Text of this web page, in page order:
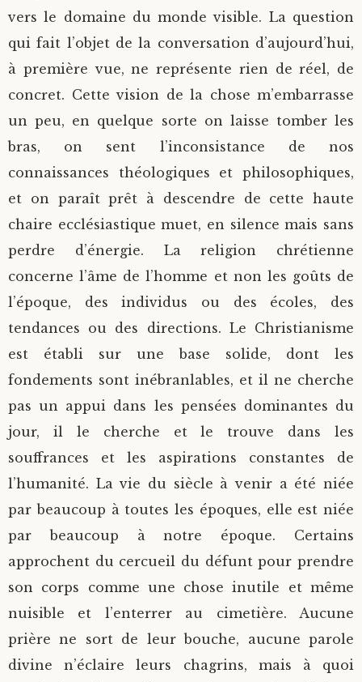
vers le domaine du monde visible. La question
qui fait l’objet de la conversation d’aujourd’hui,
à première vue, ne représente rien de réel, de
concret. Cette vision de la chose m’embarrasse
un peu, en quelque sorte on laisse tomber les
bras, on sent l’inconsistance de nos
connaissances théologiques et philosophiques,
et on paraît prêt à descendre de cette haute
chaire ecclésiastique muet, en silence mais sans
perdre d’énergie. La religion chrétienne
concerne l’âme de l’homme et non les goûts de
l’époque, des individus ou des écoles, des
tendances ou des directions. Le Christianisme
est établi sur une base solide, dont les
fondements sont inébranlables, et il ne cherche
pas un appui dans les pensées dominantes du
jour, il le cherche et le trouve dans les
souffrances et les aspirations constantes de
l’humanité. La vie du siècle à venir a été niée
par beaucoup à toutes les époques, elle est niée
par beaucoup à notre époque. Certains
approchent du cercueil du défunt pour prendre
son corps comme une chose inutile et même
nuisible et l’enterrer au cimetière. Aucune
prière ne sort de leur bouche, aucune parole
divine n’éclaire leurs chagrins, mais à quoi